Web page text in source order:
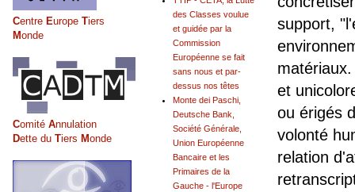
support,
et
ou érigés
volonté
relation
des Classes voulue
et guidée par la
Commission
Européenne se fait
sans nous et par-
dessus nos têtes
Monte dei Paschi,
Deutsche Bank,
Société Générale,
Union Européenne
Bancaire et les
Primaires de la
Gauche - l'Europe
Centre Europe Tiers
Monde
Comité Annulation
Dette du Tiers Monde